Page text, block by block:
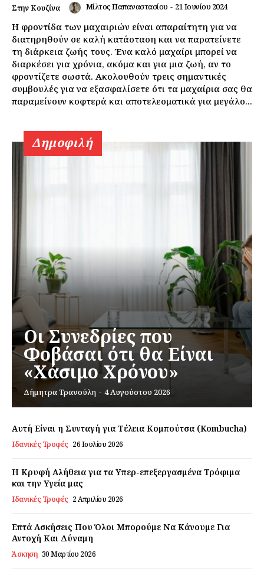
Daily Food
Σχετικά με εμάς
Ο λογαριασμός μου
Επικοινωνία
Στην Κουζίνα Μίλτος Παπαναστασίου - 21 Ιουνίου 2024
Η φροντίδα των μαχαιριών είναι απαραίτητη για να
διατηρηθούν σε καλή κατάσταση και να παρατείνετε
τη διάρκεια ζωής τους. Ένα καλό μαχαίρι μπορεί να
διαρκέσει για χρόνια, ακόμα και για μια ζωή, αν το
φροντίζετε σωστά. Ακολουθούν τρεις σημαντικές
συμβουλές για να εξασφαλίσετε ότι τα μαχαίρια σας θα
παραμείνουν κοφτερά και αποτελεσματικά για μεγάλο...
Δημοφιλή
Οι Συνεδρίες που
Φοβάσαι ότι θα Είναι
«Χάσιμο Χρόνου»
Δήμητρα Τρανούλη - 4 Αυγούστου 2026
Αυτή Είναι η Συνταγή για Τέλεια Κομπούτσα (Kombucha)
Ιδανικές Τροφές 26 Ιουλίου 2026
Η Κρυφή Αλήθεια για τα Υπερ-επεξεργασμένα Τρόφιμα
και την Υγεία μας
Ιδανικές Τροφές 2 Απριλίου 2026
Επτά Ασκήσεις Που Όλοι Μπορούμε Να Κάνουμε Για
Αντοχή Και Δύναμη
Άσκηση 30 Μαρτίου 2026